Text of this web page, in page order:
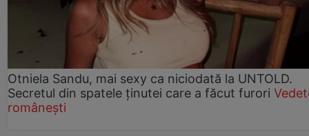
Otniela Sandu, mai sexy ca niciodată la UNTOLD.
Secretul din spatele ținutei care a făcut furori
românești